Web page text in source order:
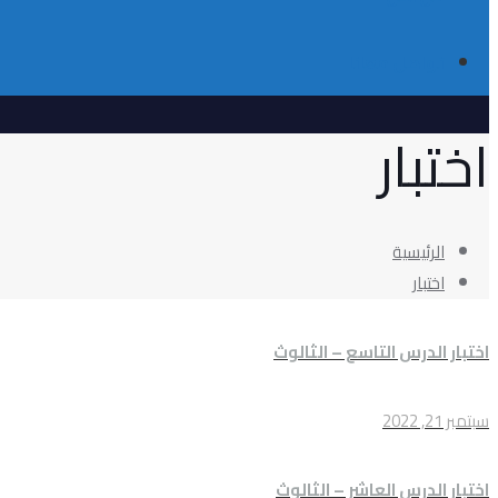
اختبار
الرئيسية
اختبار
اختبار الدرس التاسع – الثالوث
سبتمبر 21, 2022
اختبار الدرس العاشر – الثالوث